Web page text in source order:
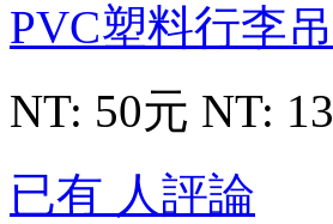
PVC塑料行李
NT: 50元 NT:
已有 人評論